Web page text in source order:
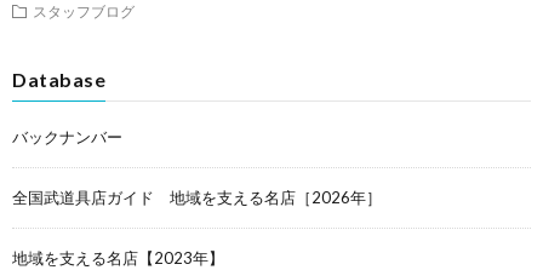
スタッフブログ
Database
バックナンバー
全国武道具店ガイド 地域を支える名店［2026年］
地域を支える名店【2023年】